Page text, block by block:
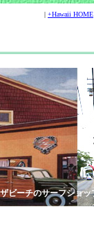
| +Hawaii HOME
ビーチのサーフショッ